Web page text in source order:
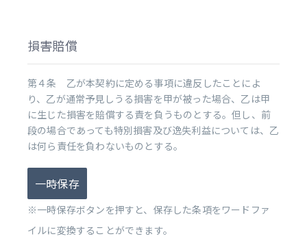
損害賠償
第４条 乙が本契約に定める事項に違反したことによ
り、乙が通常予見しうる損害を甲が被った場合、乙は甲
に生じた損害を賠償する責を負うものとする。但し、前
段の場合であっても特別損害及び逸失利益については、乙
は何ら責任を負わないものとする。
一時保存
※一時保存ボタンを押すと、保存した条項をワードファ
イルに変換することができます。